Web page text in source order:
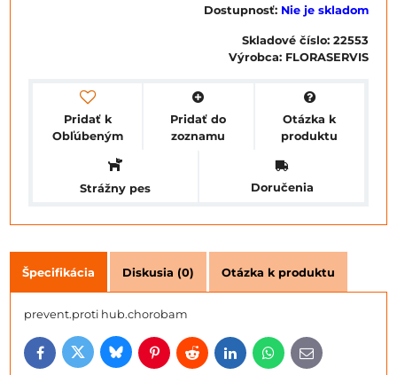
Dostupnosť: Nie je skladom
Skladové číslo: 22553
Výrobca: FLORASERVIS
Pridať k
Obľúbeným
Pridať do
zoznamu
Otázka k
produktu
Strážny pes Doručenia
Špecifikácia Diskusia (0) Otázka k produktu
prevent.proti hub.chorobam
FacebookTwitterBlueskyPinterestRedditLinkedInWhatsApp
E-
mail